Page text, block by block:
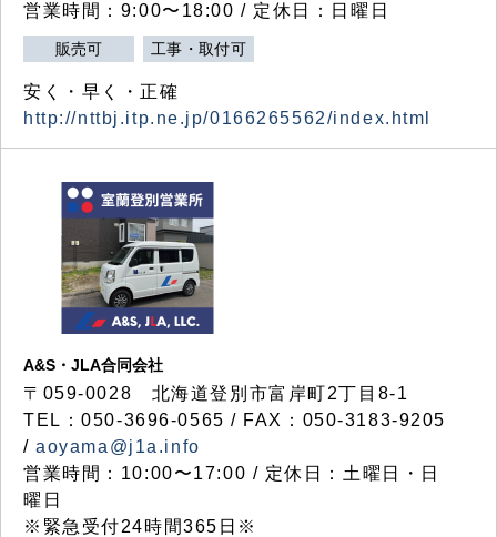
営業時間：9:00〜18:00 / 定休日：日曜日
販売可 工事・取付可
安く・早く・正確
http://nttbj.itp.ne.jp/0166265562/index.html
A&S・JLA合同会社
〒 059-0028 北海道登別市富岸町2丁目 8-1
TEL：050-3696-0565 / FAX：050-3183-9205
/aoyama@j1a.info
営業時間：10:00〜17:00 / 定休日：土曜日・日
曜日
※緊急受付24時間365日※